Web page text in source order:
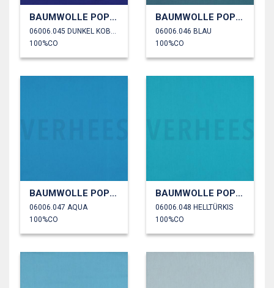
BAUMWOLLE POPELINE
100%CO
BAUMWOLLE POPELINE
06006.046 BLAU
100%CO
BAUMWOLLE POPELINE
06006.047 AQUA
100%CO
BAUMWOLLE POPELINE
06006.048 HELLTÜRKIS
100%CO